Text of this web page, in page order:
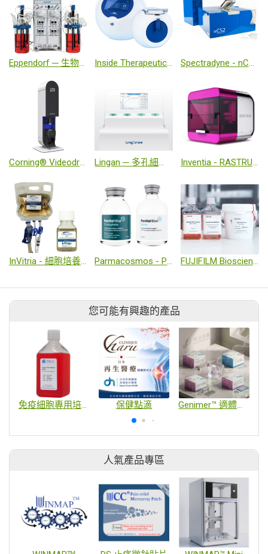
Eppendorf ─ 生物製程與細胞培養解決方案領導品牌 Inside Therapeutics ─ TAMARA 奈米粒子製備系統 Spectradyne - nCS2 & ARC 奈米顆粒分析儀
Corning® Videodrop - 僅需一滴就能即時測量奈米粒子粒徑和濃度 Lingan ─ 多孔細胞解凍機與底透培養盤 Inventia - RASTRUM 高效3D細胞微環境建構
InVitria - 細胞培養補充劑 Parmacosmos - PentaHibe®細胞冷凍保存試劑 FUJIFILM Biosciences - 生物製藥培養基 / 細胞治療培養基 /高品質重組蛋白
您可能有興趣的產品
免疫細胞專用培養基 保健點滴 Genimer™ 適體技術平台｜His-Taq蛋白純化系統、PD-L1細胞染色與客製化適體開發
人氣產品專區